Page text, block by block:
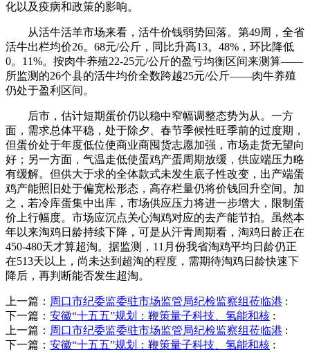
化以及疫病和政策的影响。
从活牛活羊市场来看，活牛价钱弱势回落。第49周，全省
活牛出栏均价26。68元/公斤，同比升高13。48%，环比降低
0。11%。按肉牛养殖22-25元/公斤的盈亏均衡区间来测算——
所监测的26个县的活牛均价全数跨越25元/公斤——肉牛养殖
仍处于盈利区间。
后市，估计短期蛋价仍以稳中窄幅调整态势为从。一方
面，需求总体平稳，处于除夕、春节季候性旺季前的过度期，
但蛋价处于年度低位使商业商囤货志愿加强，市场走货无望向
好；另一方面，气温走低使蛋鸡产蛋周期放缓，供应端压力略
有缓解。但供大于求的全体款式未发生底子性改变，出产端蛋
鸡产能照旧处于偏宽松形态，高存栏量仍将价钱回升空间。加
之，若冷库蛋集中出库，市场供应压力将进一步增大，限制蛋
价上行幅度。市场应沉点关心淘鸡对应的去产能节拍。虽然本
年以来淘鸡日龄持续下降，可是从汗青周期看，淘鸡日龄正在
450-480天才算超淘。据监测，11月份我省淘鸡平均日龄仍正
在513天以上，尚未达到超淘的程度，需期待淘鸡日龄快速下
降后，再判断能否发生超淘。
上一篇： 周口市纪委监委驻市场监管局纪检监察组莅临港 :
下一篇： 安徽“十五五”规划：鞭策量子科技、氢能和核 :
上一篇： 周口市纪委监委驻市场监管局纪检监察组莅临港 :
下一篇： 安徽“十五五”规划：鞭策量子科技、氢能和核 :